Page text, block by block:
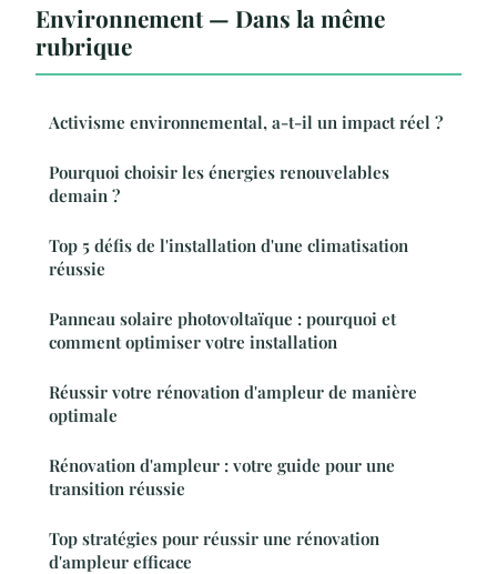
Environnement — Dans la même
rubrique
Activisme environnemental, a-t-il un impact réel ?
Pourquoi choisir les énergies renouvelables
demain ?
Top 5 défis de l'installation d'une climatisation
réussie
Panneau solaire photovoltaïque : pourquoi et
comment optimiser votre installation
Réussir votre rénovation d'ampleur de manière
optimale
Rénovation d'ampleur : votre guide pour une
transition réussie
Top stratégies pour réussir une rénovation
d'ampleur efficace